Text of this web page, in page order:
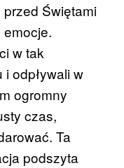
Świętami
w tak
odpływali w
ogromny
czas,
Ta
podszyta